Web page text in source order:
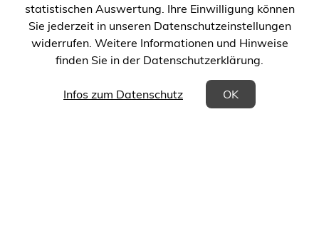
statistischen Auswertung. Ihre Einwilligung können
Sie jederzeit in unseren Datenschutzeinstellungen
widerrufen. Weitere Informationen und Hinweise
finden Sie in der Datenschutzerklärung.
Infos zum Datenschutz
(Öffnet in einem neuen Tab) OK